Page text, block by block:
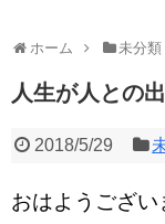
ホーム 未分類
人生が人との
2018/5/29
おはようござい